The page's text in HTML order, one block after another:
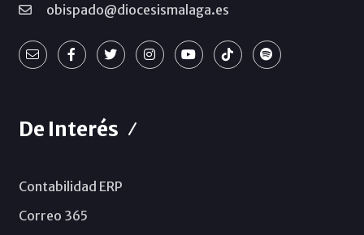
obispado@diocesismalaga.es
De Interés
Contabilidad ERP
Correo 365